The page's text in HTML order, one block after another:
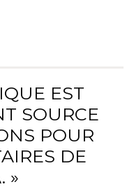
EST
SOURCE
POUR
DE
»